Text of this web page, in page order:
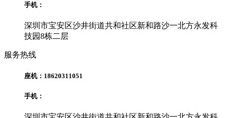
手机：
深圳市宝安区沙井街道共和社区新和路沙一北方永发科
技园8栋二层
服务热线
座机：18620311051
手机：